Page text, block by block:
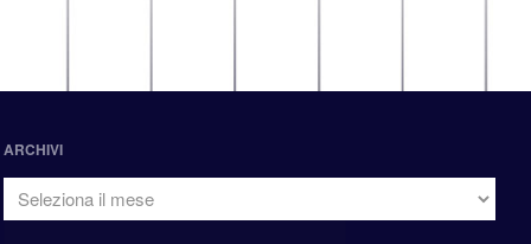
ARCHIVI